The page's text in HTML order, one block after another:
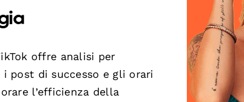
offre analisi per
post di successo e gli orari
l’efficienza della